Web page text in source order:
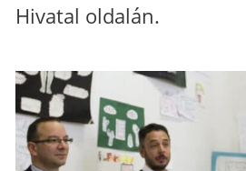
Hivatal oldalán.